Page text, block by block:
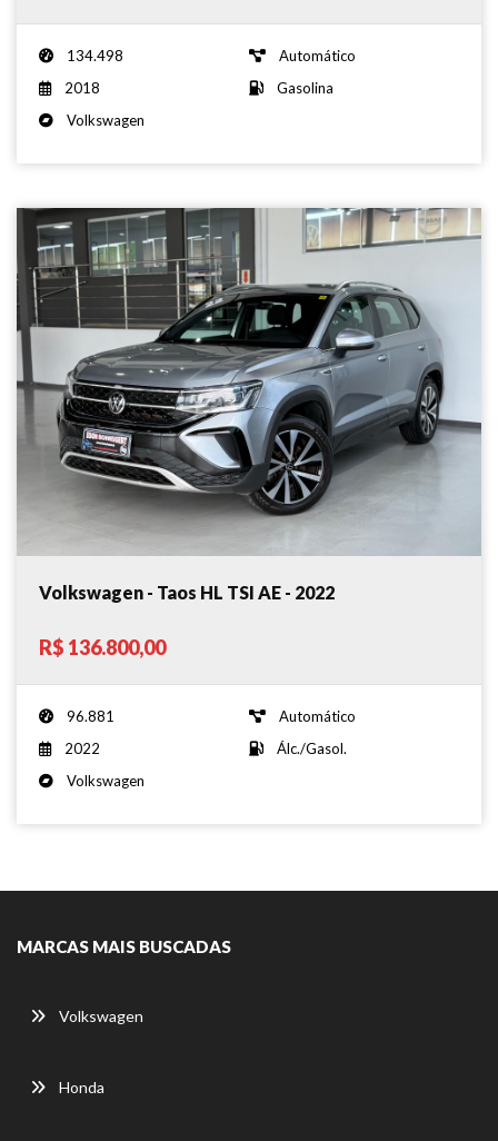
134.498
Automático
2018
Gasolina
Volkswagen
Volkswagen - Taos HL TSI AE - 2022
R$ 136.800,00
96.881
Automático
2022
Álc./Gasol.
Volkswagen
MARCAS MAIS BUSCADAS
Volkswagen
Honda